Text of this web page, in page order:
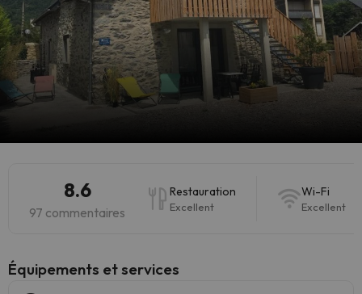
8.6
97 commentaires
Restauration
Excellent
Wi-Fi
Excellent
​Équipements et services